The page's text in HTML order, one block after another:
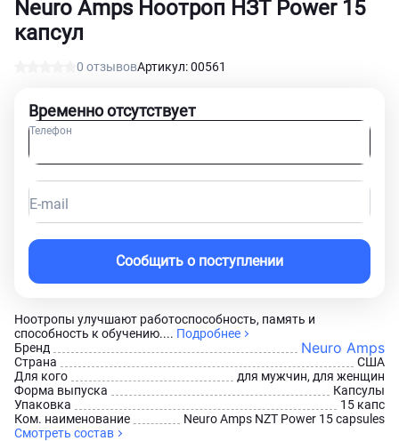
Neuro Amps Ноотроп НЗТ Power 15
капсул
0 отзывовАртикул: 00561
Ноотропы улучшают работоспособность, память и
способность к обучению.... Подробнее
Бренд
Neuro Amps
Страна
США
Для кого
для мужчин, для женщин
Форма выпуска
Капсулы
Упаковка
15 капс
Ком. наименование
Neuro Amps NZT Power 15 capsules
Смотреть состав
Временно отсутствует
Телефон
E-mail
Сообщить о поступлении